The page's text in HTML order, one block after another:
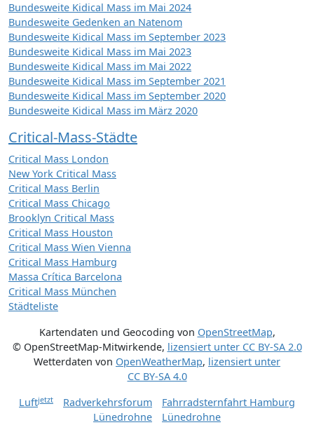
Bundesweite Kidical Mass im Mai 2024
Bundesweite Gedenken an Natenom
Bundesweite Kidical Mass im September 2023
Bundesweite Kidical Mass im Mai 2023
Bundesweite Kidical Mass im Mai 2022
Bundesweite Kidical Mass im September 2021
Bundesweite Kidical Mass im September 2020
Bundesweite Kidical Mass im März 2020
Critical-Mass-Städte
Critical Mass London
New York Critical Mass
Critical Mass Berlin
Critical Mass Chicago
Brooklyn Critical Mass
Critical Mass Houston
Critical Mass Wien Vienna
Critical Mass Hamburg
Massa Crítica Barcelona
Critical Mass München
Städteliste
Kartendaten und Geocoding von OpenStreetMap,
© OpenStreetMap-Mitwirkende, lizensiert unter CC BY-SA 2.0
Wetterdaten von OpenWeatherMap, lizensiert unter
CC BY-SA 4.0
Luftjetzt Radverkehrsforum
Fahrradsternfahrt Hamburg
Lünedrohne
Lünedrohne